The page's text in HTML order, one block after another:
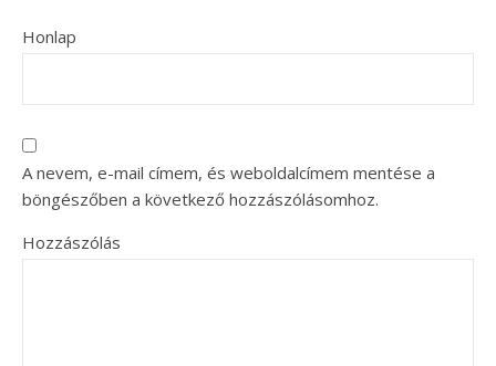
Honlap
A nevem, e-mail címem, és weboldalcímem mentése a
böngészőben a következő hozzászólásomhoz.
Hozzászólás